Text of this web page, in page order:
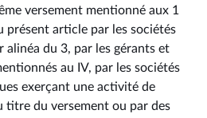
versement mentionné aux 1
présent article par les sociétés
alinéa du 3, par les gérants et
au IV, par les sociétés
exerçant une activité de
titre du versement ou par des